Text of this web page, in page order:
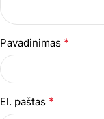
Pavadinimas *
El. paštas *